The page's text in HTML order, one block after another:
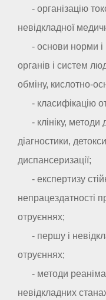
- організацію
невідкладної
- основи норми і
органів і систем
обміну, кислотно-
- класифікацію
- клініку, методи
діагностики,
диспансеризації;
- експертизу
непрацездатності
отруєннях;
- першу і
отруєннях;
- методи
невідкладних